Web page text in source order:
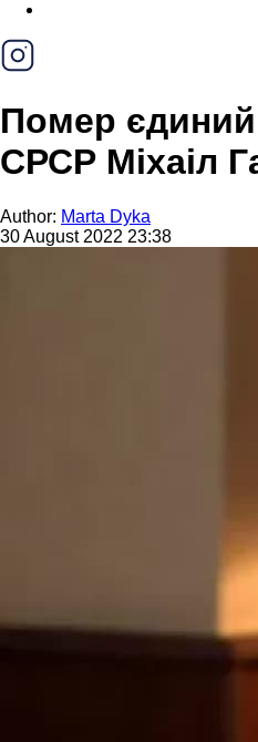
Помер
СРСР Міхаіл
Author: Marta Dyka
30 August 2022 23:38